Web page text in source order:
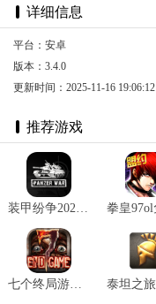
详细信息
平台：安卓
版本：3.4.0
更新时间：2025-11-16 19:06:12
推荐游戏
七个终局游戏 v1.2.8